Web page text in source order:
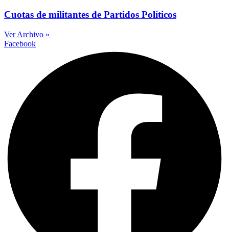
Cuotas de militantes de Partidos Políticos
Ver Archivo »
Facebook